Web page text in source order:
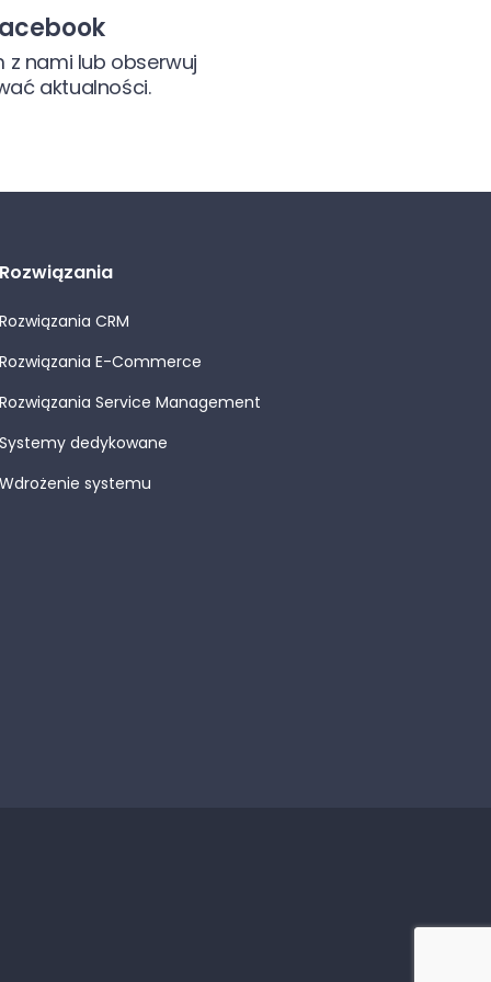
z nami lub obserwuj
aktualności.
Rozwiązania
Rozwiązania CRM
Rozwiązania E-Commerce
Rozwiązania Service Management
Systemy dedykowane
Wdrożenie systemu